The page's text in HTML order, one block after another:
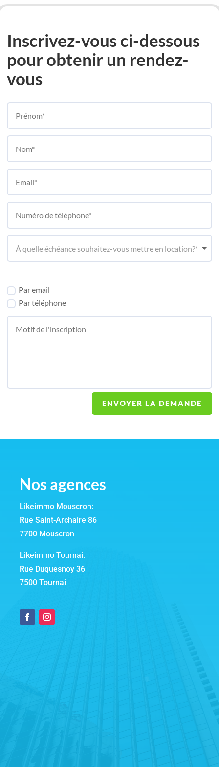
Par email
Par téléphone
ENVOYER LA DEMANDE
Nos agences
Likeimmo Mouscron:
Rue Saint-Archaire 86
7700 Mouscron
Likeimmo Tournai:
Rue Duquesnoy 36
7500 Tournai